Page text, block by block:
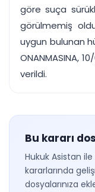
göre suça
görülmemiş
uygun bulunan
ONANMASINA,
verildi.
Bu kararı
Hukuk Asistan
kararlarında
dosyalarınıza